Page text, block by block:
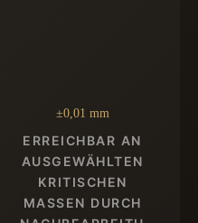
±0,01 mm
ERREICHBAR AN
AUSGEWÄHLTEN
KRITISCHEN
MASSEN DURCH N